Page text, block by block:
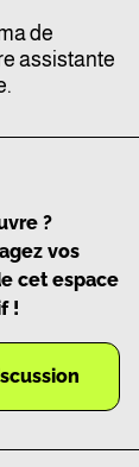
de
assistante
?
vos
cet espace
!